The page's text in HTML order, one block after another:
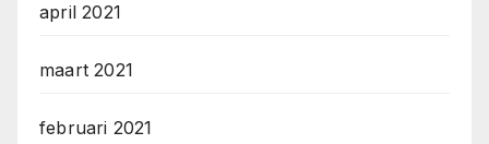
april 2021
maart 2021
februari 2021